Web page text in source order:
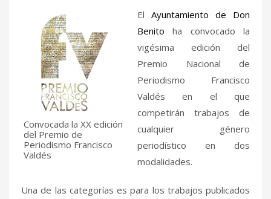
Convocada la XX edición
del Premio de
Periodismo Francisco
Valdés
El Ayuntamiento de Don
Benito ha convocado la
vigésima edición del
Premio Nacional de
Periodismo Francisco
Valdés en el que
competirán trabajos de
cualquier género
periodístico en dos
modalidades.
Una de las categorías es para los trabajos publicados